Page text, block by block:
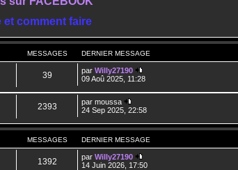
et comment faire
MESSAGES DERNIER MESSAGE
39 parWilly27190
09 Aoû 2025, 11:28
2393 parmoussa
24 Sep 2025, 22:58
MESSAGES DERNIER MESSAGE
1392 parWilly27190
14 Juin 2026, 17:50